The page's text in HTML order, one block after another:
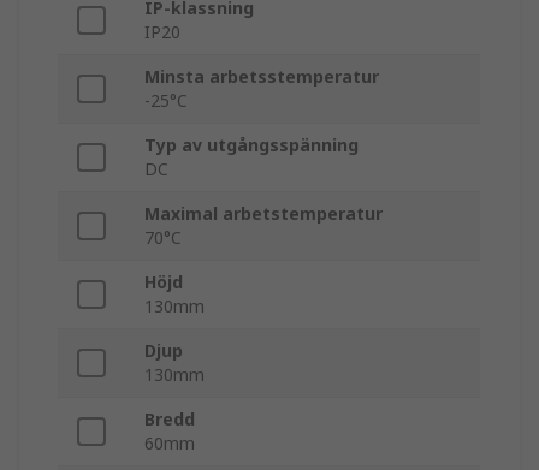
IP-klassning
IP20
Minsta arbetsstemperatur
-25°C
Typ av utgångsspänning
DC
Maximal arbetstemperatur
70°C
Höjd
130mm
Djup
130mm
Bredd
60mm